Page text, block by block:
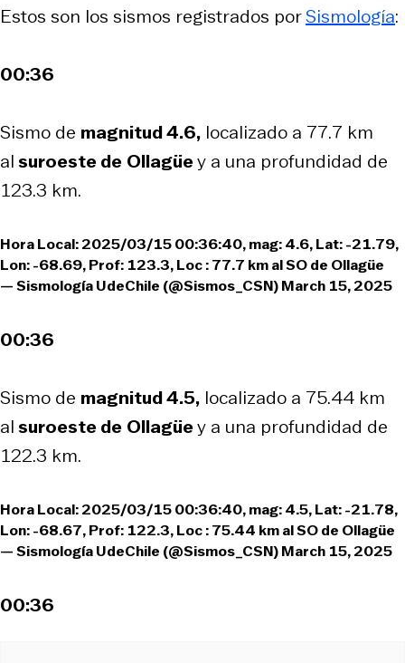
Estos son los sismos registrados porSismología:
00:36
Sismo de magnitud 4.6, localizado a 77.7 km
alsuroeste de Ollagüey a una profundidad de
123.3 km.
Hora Local: 2025/03/15 00:36:40, mag: 4.6, Lat: -21.79,
Lon: -68.69, Prof: 123.3, Loc : 77.7 km al SO de Ollagüe
— Sismología UdeChile (@Sismos_CSN)March 15, 2025
00:36
Sismo de magnitud 4.5, localizado a 75.44 km
alsuroeste de Ollagüey a una profundidad de
122.3 km.
Hora Local: 2025/03/15 00:36:40, mag: 4.5, Lat: -21.78,
Lon: -68.67, Prof: 122.3, Loc : 75.44 km al SO de Ollagüe
— Sismología UdeChile (@Sismos_CSN)March 15, 2025
00:36